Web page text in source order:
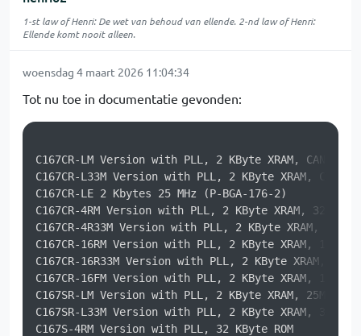
1-st law of Henri: De wet van behoud van ellende. 2-nd law of Henri:
Ellende komt nooit alleen.
woensdag 4 maart 2026 11:04:34
Tot nu toe in documentatie gevonden:
C167CR-LM Version with PLL, 2 KByte XRAM, CAN
C167CR-L33M Version with PLL, 2 KByte XRAM, CAN
C167CR-LE 2 Kbytes 25 MHz (P-BGA-176-2)
C167CR-4RM Version with PLL, 2 KByte XRAM, 32 KByte
C167CR-4R33M Version with PLL, 2 KByte XRAM, 32
C167CR-16RM Version with PLL, 2 KByte XRAM, 128
C167CR-16R33M Version with PLL, 2 KByte XRAM, 128
C167CR-16FM Version with PLL, 2 KByte XRAM, 128
C167SR-LM Version with PLL, 2 KByte XRAM, 25MHz
C167SR-L33M Version with PLL, 2 KByte XRAM, 33MHz
C167S-4RM Version with PLL, 32 KByte ROM